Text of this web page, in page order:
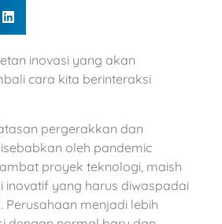
inovasi yang akan
cara kita berinteraksi
pergerakkan dan
oleh pandemic
proyek teknologi, maish
inovatif yang harus diwaspadai
Perusahaan menjadi lebih